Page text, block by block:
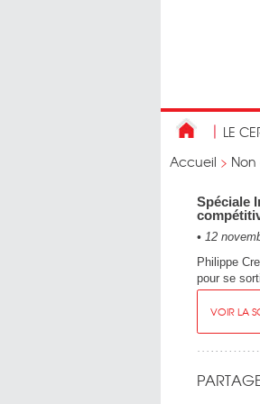
LE
Accueil > Non
Spéciale
• 12
Philippe
pour se
VOIR LA